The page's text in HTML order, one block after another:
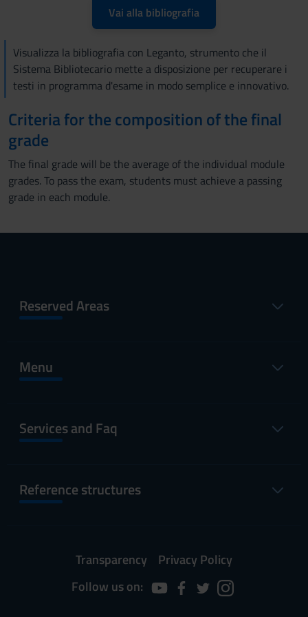
Vai alla bibliografia
Visualizza la bibliografia con Leganto, strumento che il
Sistema Bibliotecario mette a disposizione per recuperare i
testi in programma d'esame in modo semplice e innovativo.
Criteria for the composition of the final
grade
The final grade will be the average of the individual module
grades. To pass the exam, students must achieve a passing
grade in each module.
Reserved Areas
Menu
Services and Faq
Reference structures
Transparency
Privacy Policy
Follow us on: